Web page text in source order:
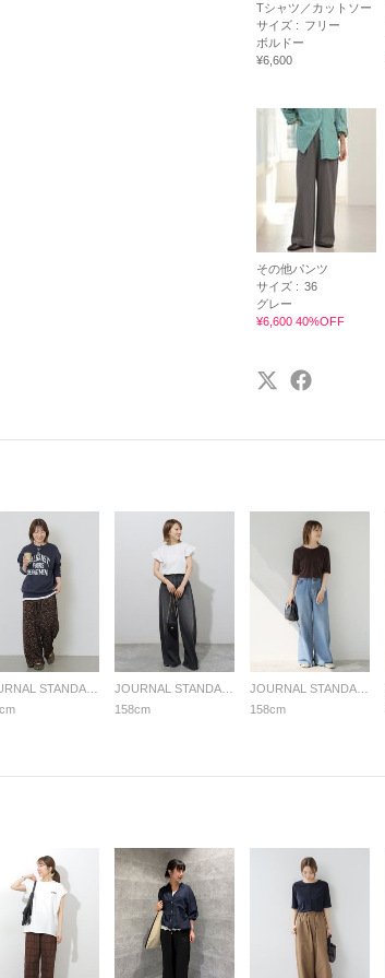
Tシャツ／カットソー
サイズ : フリー
ボルドー
¥6,600
その他パンツ
サイズ : 36
グレー
¥6,600 40%OFF
158cm
158cm